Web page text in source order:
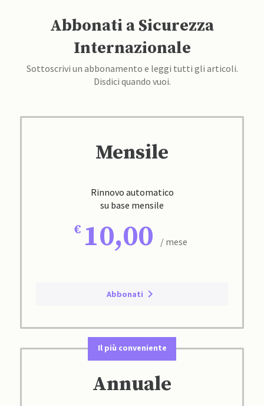
Abbonati a Sicurezza
Internazionale
Sottoscrivi un abbonamento e leggi tutti gli articoli.
Disdici quando vuoi.
Mensile
Rinnovo automatico
su base mensile
10,00 / mese
Abbonati
Il più conveniente
Annuale